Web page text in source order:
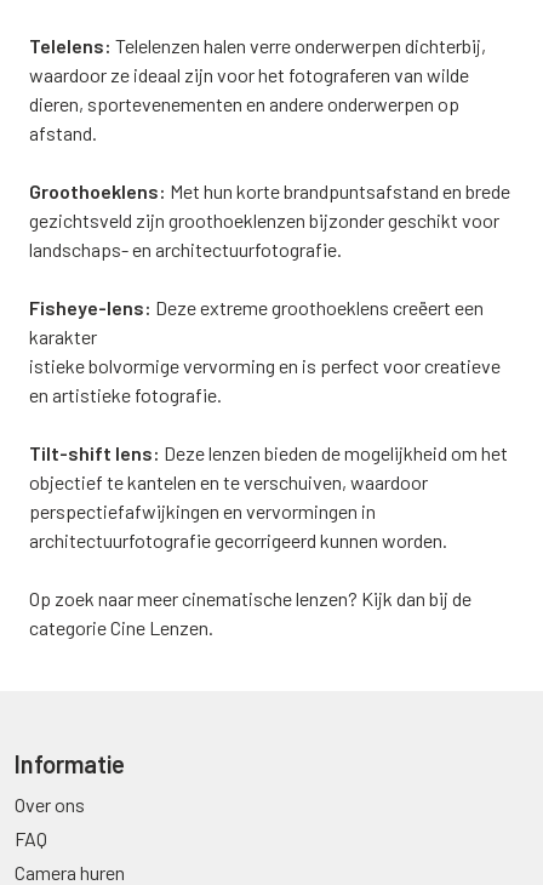
Telelens: Telelenzen halen verre onderwerpen dichterbij,
waardoor ze ideaal zijn voor het fotograferen van wilde
dieren, sportevenementen en andere onderwerpen op
afstand.
Groothoeklens: Met hun korte brandpuntsafstand en brede
gezichtsveld zijn groothoeklenzen bijzonder geschikt voor
landschaps- en architectuurfotografie.
Fisheye-lens: Deze extreme groothoeklens creëert een
karakter
istieke bolvormige vervorming en is perfect voor creatieve
en artistieke fotografie.
Tilt-shift lens: Deze lenzen bieden de mogelijkheid om het
objectief te kantelen en te verschuiven, waardoor
perspectiefafwijkingen en vervormingen in
architectuurfotografie gecorrigeerd kunnen worden.
Op zoek naar meer cinematische lenzen? Kijk dan bij de
categorie Cine Lenzen.
Informatie
Over ons
FAQ
Camera huren